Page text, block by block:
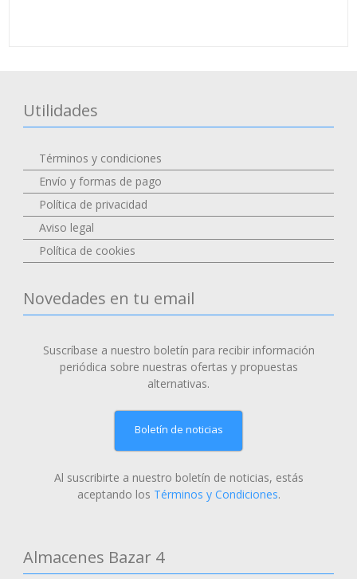
Utilidades
Términos y condiciones
Envío y formas de pago
Política de privacidad
Aviso legal
Política de cookies
Novedades en tu email
Suscríbase a nuestro boletín para recibir información
periódica sobre nuestras ofertas y propuestas
alternativas.
Boletín de noticias
Al suscribirte a nuestro boletín de noticias, estás
aceptando los Términos y Condiciones.
Almacenes Bazar 4